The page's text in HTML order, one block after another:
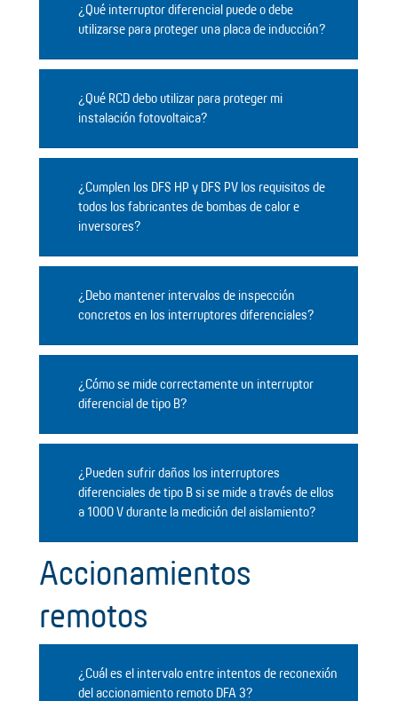
¿Qué interruptor diferencial puede o debe
utilizarse para proteger una placa de inducción?
¿Qué RCD debo utilizar para proteger mi
instalación fotovoltaica?
¿Cumplen los DFS HP y DFS PV los requisitos de
todos los fabricantes de bombas de calor e
inversores?
¿Debo mantener intervalos de inspección
concretos en los interruptores diferenciales?
¿Cómo se mide correctamente un interruptor
diferencial de tipo B?
¿Pueden sufrir daños los interruptores
diferenciales de tipo B si se mide a través de ellos
a 1000 V durante la medición del aislamiento?
Accionamientos
remotos
¿Cuál es el intervalo entre intentos de reconexión
del accionamiento remoto DFA 3?